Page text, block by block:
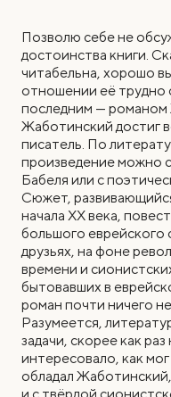
Позволю себе не
достоинства книги.
читабельна, хорошо
отношении её трудно
последним —
Жаботинский достиг
писатель. По
произведение можно
Бабеля или с
Сюжет,
начала ХХ века,
большого еврейского
друзьях, на фоне
времени и
бытовавших в
роман почти ничего
Разумеется,
задачи, скорее как
интересовало, как
обладал